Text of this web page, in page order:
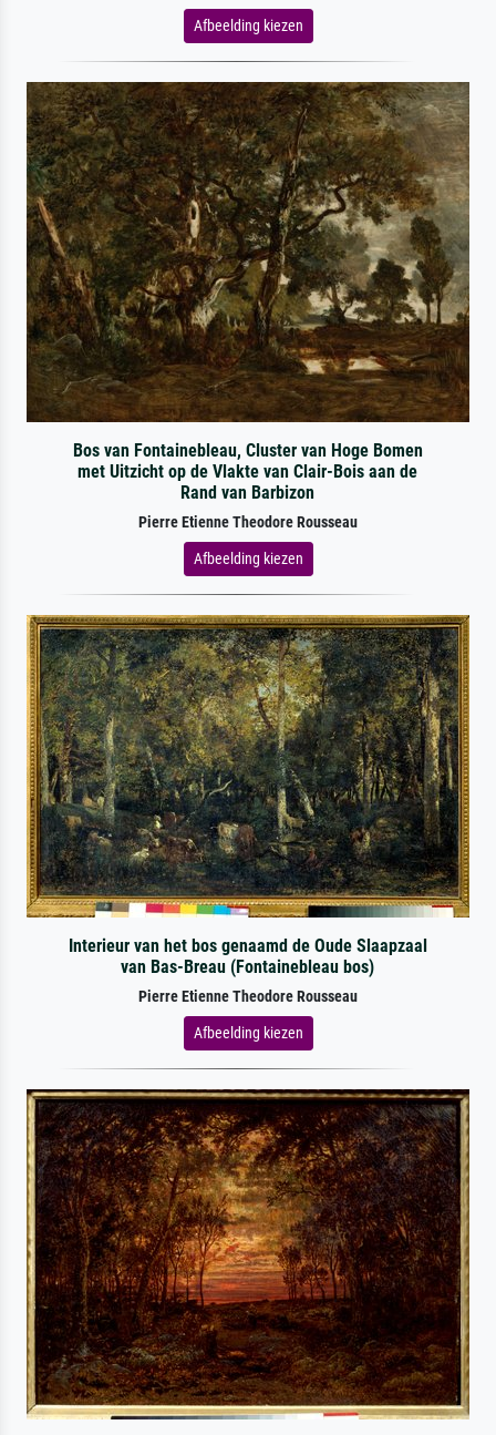
Afbeelding kiezen
Bos van Fontainebleau, Cluster van Hoge Bomen
met Uitzicht op de Vlakte van Clair-Bois aan de
Rand van Barbizon
Pierre Etienne Theodore Rousseau
Afbeelding kiezen
Interieur van het bos genaamd de Oude Slaapzaal
van Bas-Breau (Fontainebleau bos)
Pierre Etienne Theodore Rousseau
Afbeelding kiezen